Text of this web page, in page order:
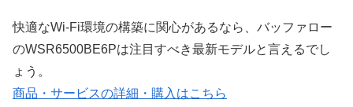
快適なWi-Fi環境の構築に関心があるなら、バッファロー
のWSR6500BE6Pは注目すべき最新モデルと言えるでし
ょう。
商品・サービスの詳細・購入はこちら